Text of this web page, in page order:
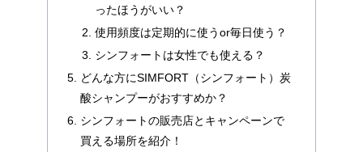
ったほうがいい？
使用頻度は定期的に使うor毎日使う？
シンフォートは女性でも使える？
どんな方にSIMFORT（シンフォート）炭
酸シャンプーがおすすめか？
シンフォートの販売店とキャンペーンで
買える場所を紹介！